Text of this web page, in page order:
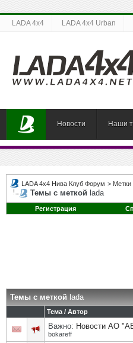
LADA 4x4 LADA 4x4 Urban
Новости Наши
LADA 4x4 Нива Клуб Форум > Метки
Темы с меткой lada
Регистрация
Темы с меткой lada
Тема / Автор
Важно: Новости АО
bokareff